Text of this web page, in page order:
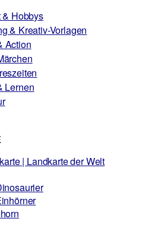
& Hobbys
& Kreativ-Vorlagen
Action
Lernen
| Landkarte der Welt